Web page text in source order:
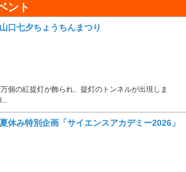
ント
山口七夕ちょうちんまつり
個の紅提灯が飾られ、提灯のトンネルが出現しま
夏休み特別企画「サイエンスアカデミー2026」